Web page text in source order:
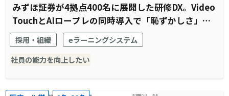
みずほ証券が4拠点400名に展開した研修DX。Video
TouchとAIロープレの同時導入で「恥ずかしさ」と
「待機時間」を解消
採用・組織
eラーニングシステム
社員の能力を向上したい